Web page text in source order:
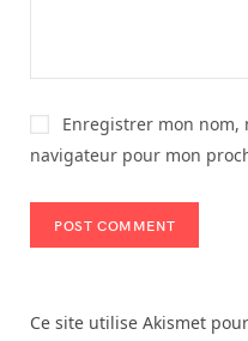
Enregistrer mon nom,
navigateur pour mon
Ce site utilise Akismet